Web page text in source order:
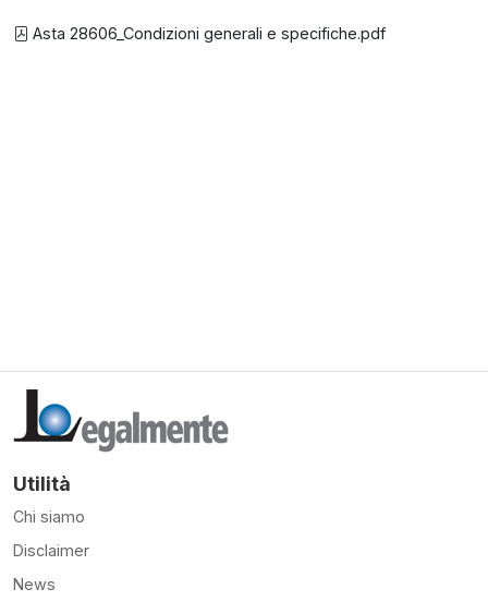
Asta 28606_Condizioni generali e specifiche.pdf
Utilità
Chi siamo
Disclaimer
News